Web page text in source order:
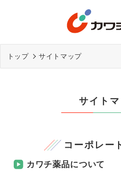
トップ サイトマップ
サイト
コーポレー
カワチ薬品について